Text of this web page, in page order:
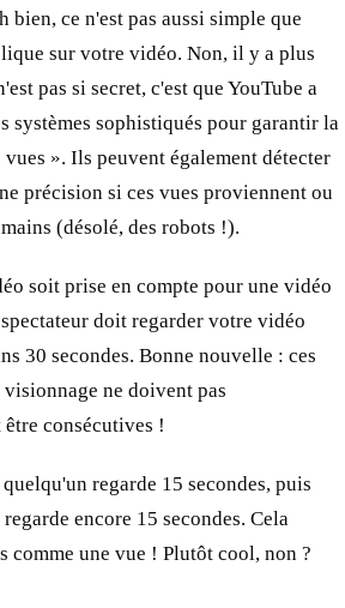
bien, ce n'est pas aussi simple que
sur votre vidéo. Non, il y a plus
pas si secret, c'est que YouTube a
systèmes sophistiqués pour garantir la
». Ils peuvent également détecter
précision si ces vues proviennent ou
(désolé, des robots !).
soit prise en compte pour une vidéo
doit regarder votre vidéo
30 secondes. Bonne nouvelle : ces
visionnage ne doivent pas
être consécutives !
regarde 15 secondes, puis
encore 15 secondes. Cela
comme une vue ! Plutôt cool, non ?